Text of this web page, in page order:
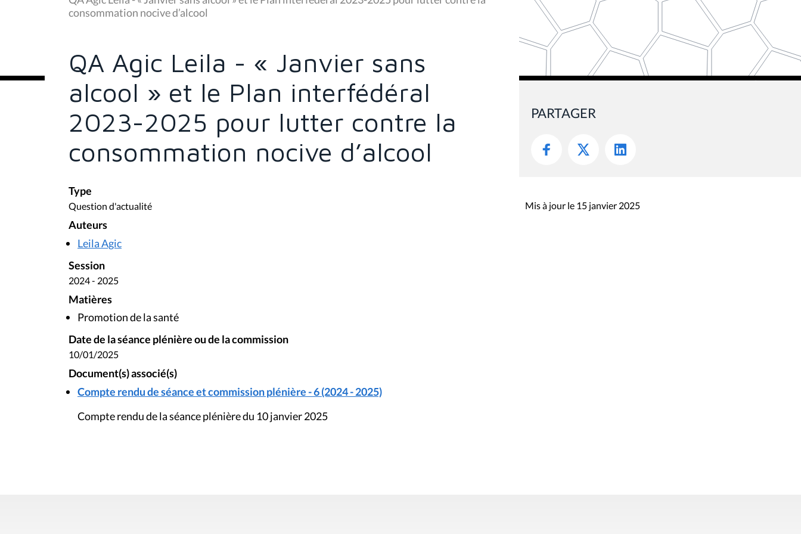
s
ê
c
:
consommation nocive d’alcool
QA Agic Leila - « Janvier sans
alcool » et le Plan interfédéral
2023-2025 pour lutter contre la
consommation nocive d’alcool
Type
Question d'actualité
Auteurs
Leila Agic
Session
2024 - 2025
Matières
Promotion de la santé
Date de la séance plénière ou de la commission
10/01/2025
Document(s) associé(s)
Compte rendu de séance et commission plénière - 6 (2024 - 2025)
Compte rendu de la séance plénière du 10 janvier 2025
PARTAGER
Mis à jour le 15 janvier 2025